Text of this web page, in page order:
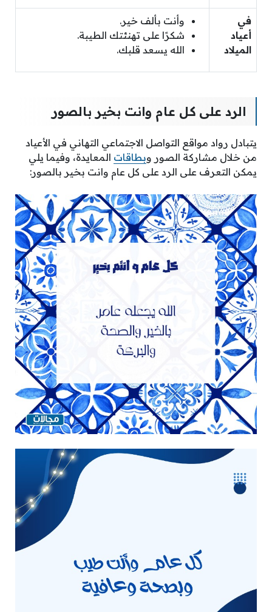
في
أعياد
الميلاد
وأنت بألف خير.
شكرًا على تهنئتك الطيبة.
الله يسعد قلبك.
الرد على كل عام وانت بخير بالصور
يتبادل رواد مواقع التواصل الاجتماعي التهاني في الأعياد
من خلال مشاركة الصور وبطاقات المعايدة، وفيما يلي
يمكن التعرف على الرد على كل عام وانت بخير بالصور: